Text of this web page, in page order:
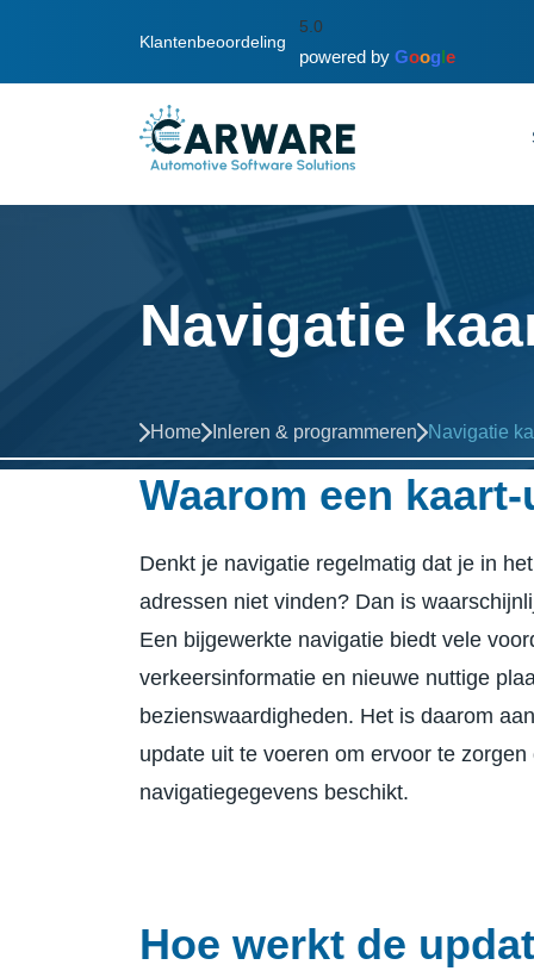
Klantenbeoordeling
5.0
powered by Google
Navigatie
Home Inleren & programmeren Navigatie
Waarom een
Denkt je navigatie regelmatig dat je in
adressen niet vinden? Dan is
Een bijgewerkte navigatie biedt vele
verkeersinformatie en nieuwe nuttige
bezienswaardigheden. Het is daarom
update uit te voeren om ervoor te
navigatiegegevens beschikt.
Hoe werkt de